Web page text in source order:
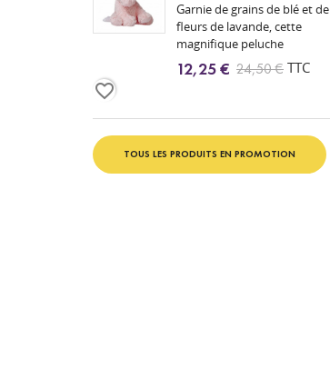
Garnie de grains de blé et de
fleurs de lavande, cette
magnifique peluche
bouillotte licorne rose se
fera une joie de vous
12,25 € 24,50 € TTC
favorite_border
TOUS LES PRODUITS EN PROMOTION